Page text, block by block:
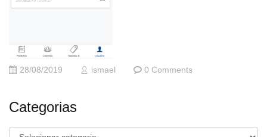
28/08/2019 ismael 0 Comments
Categorias
Categorias